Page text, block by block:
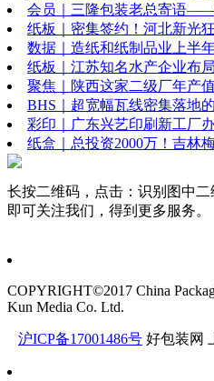
会员｜三隆包装老总寄语
纸板｜密集签约！河北新光
数据｜造纸和纸制品业上半
纸板｜江苏知名水产企业布
聚焦｜陕西这家二级厂年产
BHS｜超宽幅瓦线密集落地
彩印｜广东兴艺印刷新工厂
纸盒｜总投资2000万！吉林
长按二维码，点击：识别图中二
即可关注我们，得到更多服务。
COPYRIGHT©2017 China
Kun Media Co. Ltd.
沪ICP备17001486号 好包装网